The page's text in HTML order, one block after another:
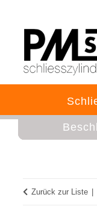
Zurück zur Liste